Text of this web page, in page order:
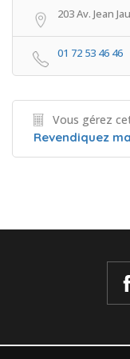
203 Av. Jean
01 72 53 46 46
Vous gérez
Revendiquez